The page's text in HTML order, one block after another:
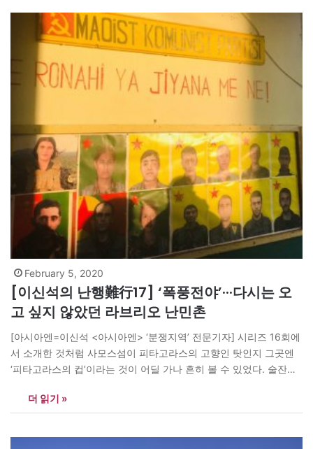
February 5, 2020
[이신석의 난행難行17] ‘폭풍전야’···다시는 오
고 싶지 않았던 라브리오 난민촌
[아시아엔=이신석 <아시아엔> ‘분쟁지역’ 전문기자] 시리즈 16회에
서 소개한 것처럼 사모스섬이 피타고라스의 고향인 탓인지 그곳엔
‘피타고라스의 컵’이라는 것이 어딜 가나 흔히 볼 수 있었다. 술잔에
컵 밖으로 흘러내리고마는 ‘계영배’다. 인간의 과욕을 경계하고 누구
나 평등하게 나누어 마실 수 있게 한다는 의미가 담겨…
더 읽기 »